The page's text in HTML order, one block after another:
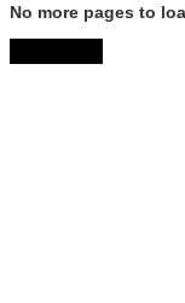
No more pages to